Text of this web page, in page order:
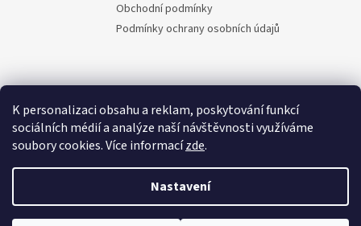
K personalizaci obsahu a reklam, poskytování funkcí
sociálních médií a analýze naší návštěvnosti využíváme
soubory cookies. Více informacízde.
Nastavení
Obchodní podmínky
Podmínky ochrany osobních údajů